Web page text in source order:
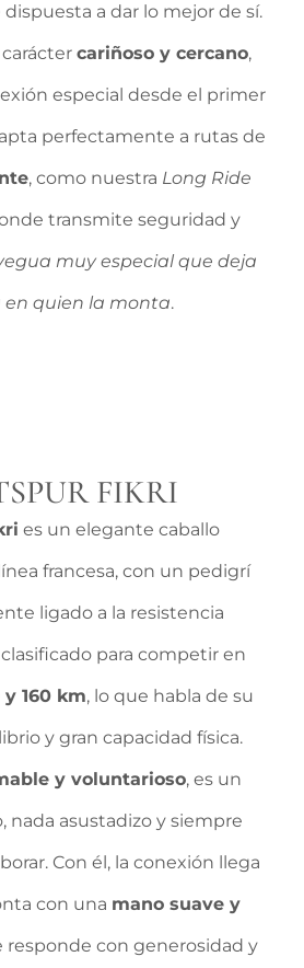
a dar lo mejor de sí.
cariñoso y cercano,
especial desde el primer
perfectamente a rutas de
, como nuestra Long Ride
transmite seguridad y
muy especial que deja
en quien la monta.
FIKRI
es un elegante caballo
francesa, con un pedigrí
ligado a la resistencia
para competir en
y 160 km, lo que habla de su
y gran capacidad física.
y voluntarioso, es un
nada asustadizo y siempre
Con él, la conexión llega
con una mano suave y
responde con generosidad y